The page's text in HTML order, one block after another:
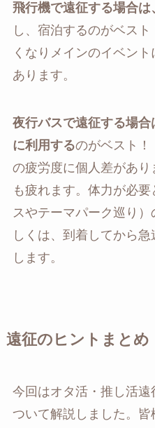
飛行機で遠征する場合は
し、宿泊するのがベス
くなりメインのイベン
あります。
夜行バスで遠征する場
に利用するのがベスト
の疲労度に個人差があ
も疲れます。体力が必
スやテーマパーク巡り
しくは、到着してから
します。
遠征のヒントまとめ
今回はオタ活・推し活
ついて解説しました。